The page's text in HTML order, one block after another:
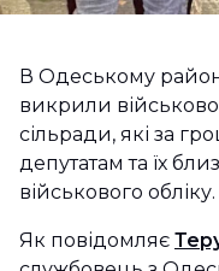
В Одеському
викрили
сільради, які за
депутатам та їх
військового обліку.
Як повідомляє